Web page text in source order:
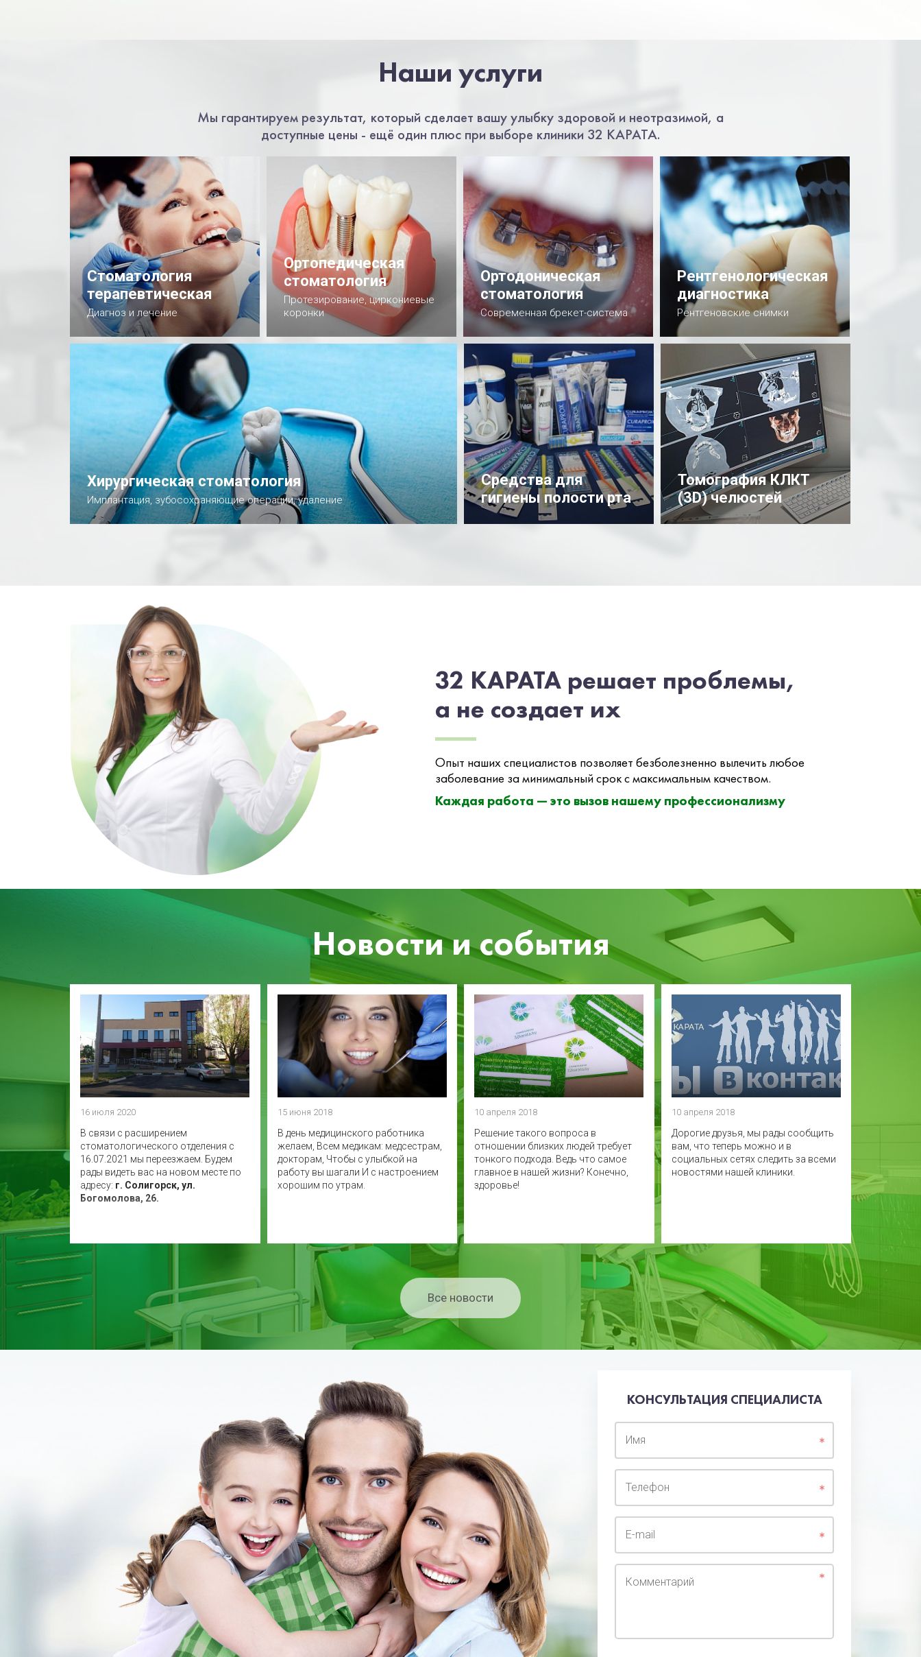
Наши услуги
Мы гарантируем результат, который сделает вашу улыбку здоровой и неотразимой, а
доступные цены - ещё один плюс при выборе клиники 32 КАРАТА.
Стоматология
терапевтическая
Диагноз и лечение
Подробнее
Ортопедическая
стоматология
Протезирование, циркониевые
коронки
Ортодоническая
стоматология
Современная брекет-система
Подробнее
Рентгенологическая
диагностика
Рентгеновские снимки
Подробнее
Хирургическая стоматология
Имплантация, зубосохраняющие операции, удаление
Средства для
гигиены полости рта
Томография КЛКТ
(3D) челюстей
32 КАРАТА решает проблемы,
а не создает их
Опыт наших специалистов позволяет безболезненно вылечить любое
заболевание за минимальный срок с максимальным качеством.
Каждая работа — это вызов нашему профессионализму
Новости и события
16 июля 2020
В связи с расширением
стоматологического отделения с
16.07.2021 мы переезжаем. Будем
рады видеть вас на новом месте по
адресу: г. Солигорск, ул.
Богомолова, 26.
15 июня 2018
В день медицинского работника
желаем, Всем медикам: медсестрам,
докторам, Чтобы с улыбкой на
работу вы шагали И с настроением
хорошим по утрам.
10 апреля 2018
Решение такого вопроса в
отношении близких людей требует
тонкого подхода. Ведь что самое
главное в нашей жизни? Конечно,
здоровье!
10 апреля 2018
Дорогие друзья, мы рады сообщить
вам, что теперь можно и в
социальных сетях следить за всеми
новостями нашей клиники.
Все новости
КОНСУЛЬТАЦИЯ СПЕЦИАЛИСТА
Имя
Телефон
E-mail
Комментарий